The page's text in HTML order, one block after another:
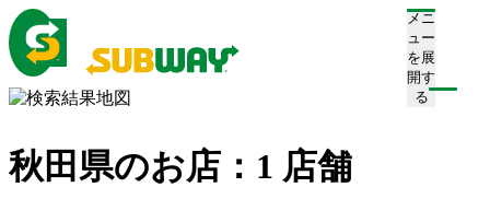
メニ
ュー
を展
開す
る
秋田県のお店： 1 店舗